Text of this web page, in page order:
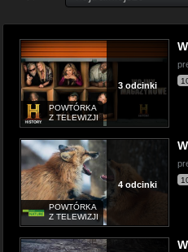
3 odcinki
POWTÓRKA
Z TELEWIZJI
4 odcinki
POWTÓRKA
Z TELEWIZJI